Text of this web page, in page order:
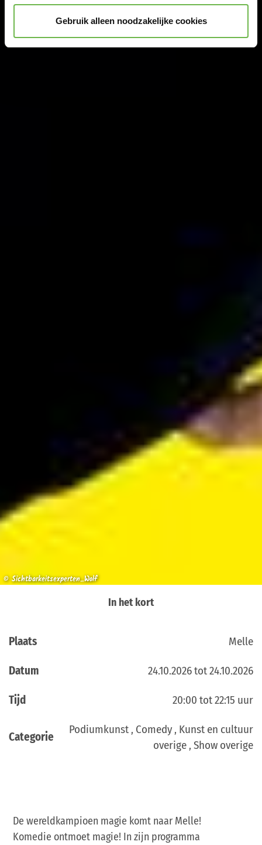
Gebruik alleen noodzakelijke cookies
© Sichtbarkeitsexperten_Wolf
In het kort
Plaats Melle
Datum 24.10.2026 tot 24.10.2026
Tijd 20:00 tot 22:15 uur
Categorie
Podiumkunst , Comedy , Kunst en cultuur
overige , Show overige
De wereldkampioen magie komt naar Melle!
Komedie ontmoet magie! In zijn programma